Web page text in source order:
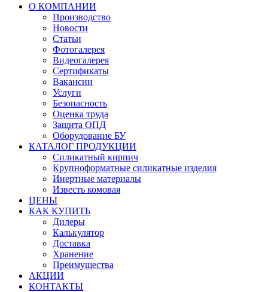
О КОМПАНИИ
Производство
Новости
Статьи
Фотогалерея
Видеогалерея
Сертификаты
Вакансии
Услуги
Безопасность
Оценка труда
Защита ОПД
Оборудование БУ
КАТАЛОГ ПРОДУКЦИИ
Силикатный кирпич
Крупноформатные силикатные изделия
Инертные материалы
Известь комовая
ЦЕНЫ
КАК КУПИТЬ
Дилеры
Калькулятор
Доставка
Хранение
Преимущества
АКЦИИ
КОНТАКТЫ